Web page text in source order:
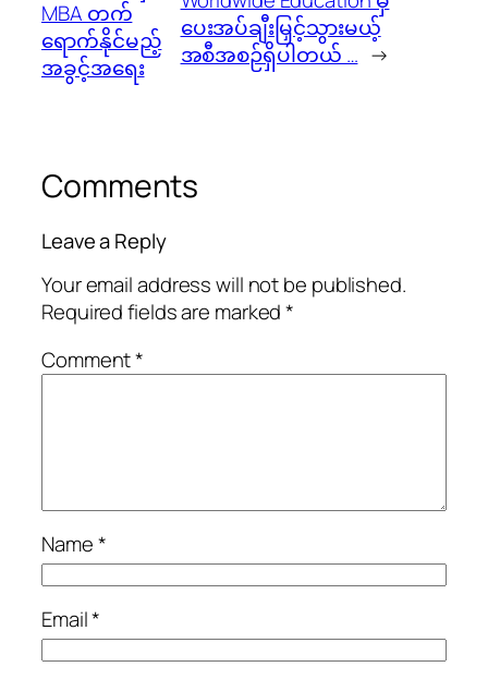
MBA တက်
ရောက်နိုင်မည့်
အခွင့်အရေး
ပေးအပ်ချီးမြှင့်သွားမယ့်
အစီအစဉ်ရှိပါတယ် … →
Comments
Leave a Reply
Your email address will not be published.
Required fields are marked*
Comment*
Name*
Email*